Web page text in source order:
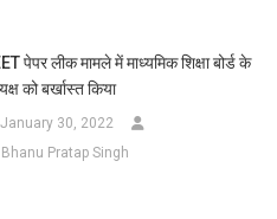
पेपर लीक मामले में माध्यमिक शिक्षा बोर्ड के
को बर्खास्त किया
January 30, 2022
Bhanu Pratap Singh